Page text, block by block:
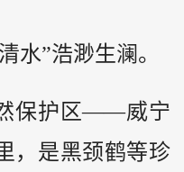
水”浩渺生澜。
保护区——威宁
，是黑颈鹤等珍